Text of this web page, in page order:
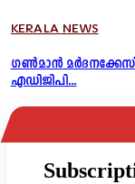
KERALA NEWS
ഗൺമാൻ മർദനക്കേസ്
എഡിജിപി...